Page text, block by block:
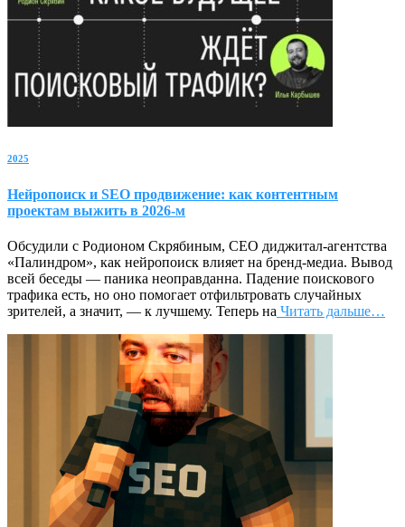
2025
Нейропоиск и SEO продвижение: как контентным
проектам выжить в 2026-м
Обсудили с Родионом Скрябиным, CEO диджитал-агентства
«Палиндром», как нейропоиск влияет на бренд-медиа. Вывод
всей беседы — паника неоправданна. Падение поискового
трафика есть, но оно помогает отфильтровать случайных
зрителей, а значит, — к лучшему. Теперь на Читать дальше…